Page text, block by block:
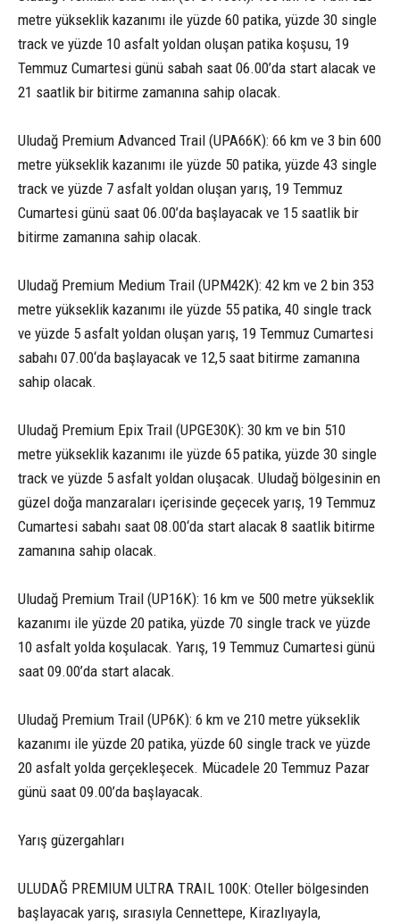
metre yükseklik kazanımı ile yüzde 60 patika, yüzde 30 single
track ve yüzde 10 asfalt yoldan oluşan patika koşusu, 19
Temmuz Cumartesi günü sabah saat 06.00’da start alacak ve
21 saatlik bir bitirme zamanına sahip olacak.
Uludağ Premium Advanced Trail (UPA66K): 66 km ve 3 bin 600
metre yükseklik kazanımı ile yüzde 50 patika, yüzde 43 single
track ve yüzde 7 asfalt yoldan oluşan yarış, 19 Temmuz
Cumartesi günü saat 06.00’da başlayacak ve 15 saatlik bir
bitirme zamanına sahip olacak.
Uludağ Premium Medium Trail (UPM42K): 42 km ve 2 bin 353
metre yükseklik kazanımı ile yüzde 55 patika, 40 single track
ve yüzde 5 asfalt yoldan oluşan yarış, 19 Temmuz Cumartesi
sabahı 07.00‘da başlayacak ve 12,5 saat bitirme zamanına
sahip olacak.
Uludağ Premium Epix Trail (UPGE30K): 30 km ve bin 510
metre yükseklik kazanımı ile yüzde 65 patika, yüzde 30 single
track ve yüzde 5 asfalt yoldan oluşacak. Uludağ bölgesinin en
güzel doğa manzaraları içerisinde geçecek yarış, 19 Temmuz
Cumartesi sabahı saat 08.00‘da start alacak 8 saatlik bitirme
zamanına sahip olacak.
Uludağ Premium Trail (UP16K): 16 km ve 500 metre yükseklik
kazanımı ile yüzde 20 patika, yüzde 70 single track ve yüzde
10 asfalt yolda koşulacak. Yarış, 19 Temmuz Cumartesi günü
saat 09.00’da start alacak.
Uludağ Premium Trail (UP6K): 6 km ve 210 metre yükseklik
kazanımı ile yüzde 20 patika, yüzde 60 single track ve yüzde
20 asfalt yolda gerçekleşecek. Mücadele 20 Temmuz Pazar
günü saat 09.00’da başlayacak.
Yarış güzergahları
ULUDAĞ PREMIUM ULTRA TRAIL 100K: Oteller bölgesinden
başlayacak yarış, sırasıyla Cennettepe, Kirazlıyayla,